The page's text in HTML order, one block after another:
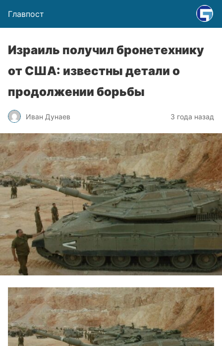
Главпост
Израиль получил бронетехнику
от США: известны детали о
продолжении борьбы
Иван Дунаев 3 года назад